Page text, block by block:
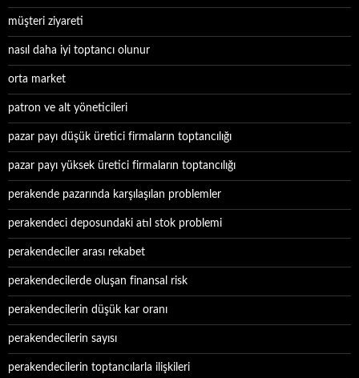
müşteri ziyareti
nasıl daha iyi toptancı olunur
orta market
patron ve alt yöneticileri
pazar payı düşük üretici firmaların toptancılığı
pazar payı yüksek üretici firmaların toptancılığı
perakende pazarında karşılaşılan problemler
perakendeci deposundaki atıl stok problemi
perakendeciler arası rekabet
perakendecilerde oluşan finansal risk
perakendecilerin düşük kar oranı
perakendecilerin sayısı
perakendecilerin toptancılarla ilişkileri